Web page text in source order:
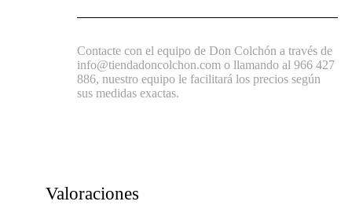
Contacte con el equipo de Don Colchón a través de
info@tiendadoncolchon.com o llamando al 966 427
886, nuestro equipo le facilitará los precios según
sus medidas exactas.
Valoraciones